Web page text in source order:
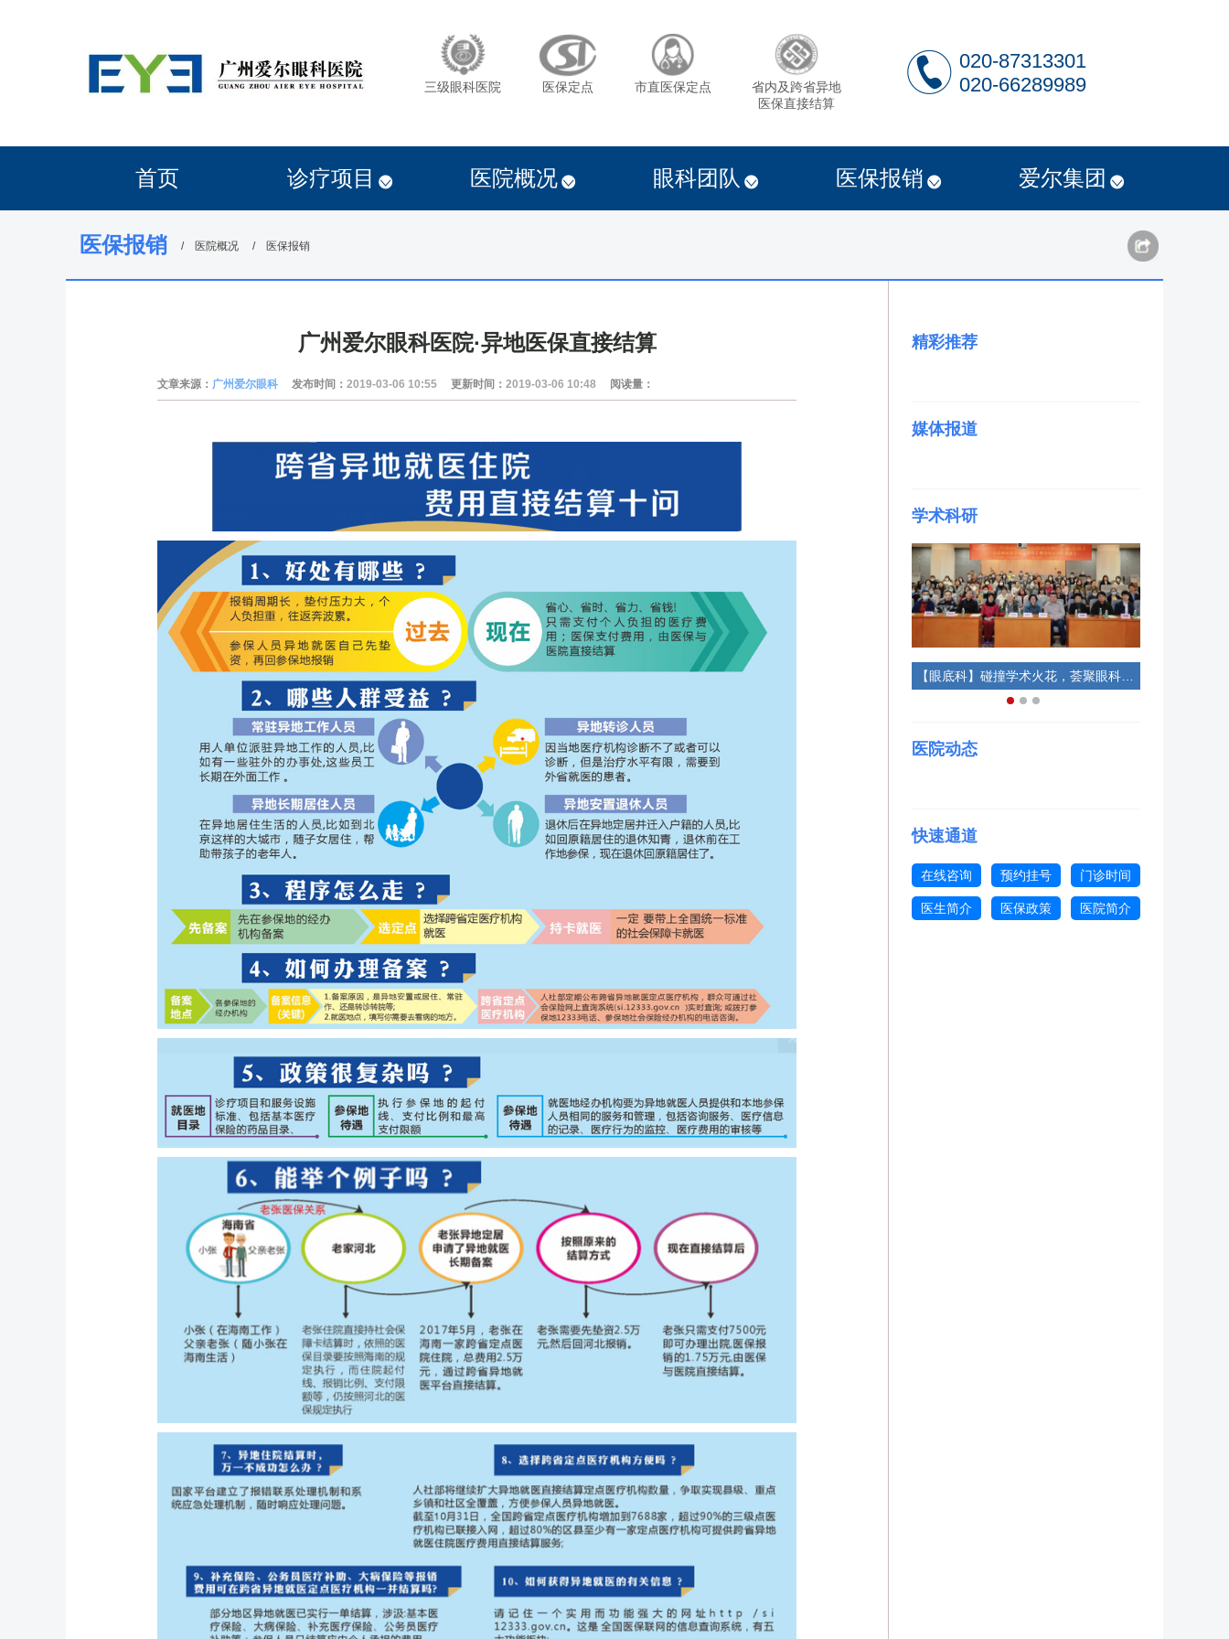
三级眼科医院 医保定点 市直医保定点
省内及跨省异地
医保直接结算
020-87313301
020-66289989
首页 诊疗项目 医院概况 眼科团队 医保报销 爱尔集团
医保报销 医院概况 医保报销
广州爱尔眼科医院·异地医保直接结算
文章来源： 广州爱尔眼科 发布时间： 2019-03-06 10:55 更新时间： 2019-03-06 10:48 阅读量：
精彩推荐
媒体报道
学术科研
【视光科】顺利结课！看国内近视防控大咖们，在省级“青少年儿童近视防控”继教学习班上都做了些什么？ 【眼底科】碰撞学术火花，荟聚眼科群英，这个眼底病诊疗新进展大会超燃！ 【眼底科】眼科医生集体发声：这类高度近视引发的眼病，有办法治了
医院动态
快速通道
在线咨询 预约挂号 门诊时间
医生简介 医保政策 医院简介